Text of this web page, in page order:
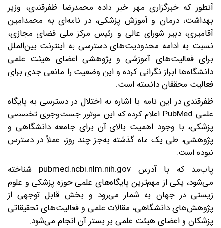
آنطور که خبرگزاری مهر خبر داده محمدرضا ظفرقندی، وزیر
بهداشت، درمان و آموزش پزشکی، در نامه‌ای به محمدامین
آقامیری، دبیر شورای عالی و رئیس مرکز ملی فضای مجازی،
نسبت به ادامه محدودیت‌های دسترسی به اینترنت بین‌الملل
برای فعالیت‌های آموزشی و پژوهشی اعضای هیئت علمی
دانشگاه‌ها ابراز نگرانی کرده و این وضعیت را مانعی جدی برای
فعالیت محققان دانسته است.
ظفرقندی در این نامه با اشاره به اختلال در دسترسی به پایگاه
علمی PubMed اعلام کرده که این موتور جست‌وجوی تخصصی
پزشکی، با وجود اهمیت بالای آن برای جامعه دانشگاهی و
پژوهشی، طی یک ماه گذشته به‌جز چند روز، عملاً در دسترس
نبوده است.
پاب‌مد که با آدرس pubmed.ncbi.nlm.nih.gov شناخته
می‌شود، یکی از مهم‌ترین پایگاه‌های علمی حوزه پزشکی و علوم
زیستی در جهان به شمار می‌رود و بخش قابل توجهی از
پژوهش‌های دانشگاهی، مقالات علمی و فعالیت‌های تحقیقاتی
پزشکان و اعضای هیئت علمی بر بستر آن انجام می‌شود.